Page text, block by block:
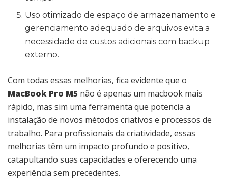
Uso otimizado de espaço de armazenamento e
gerenciamento adequado de arquivos evita a
necessidade de custos adicionais com backup
externo.
Com todas essas melhorias, fica evidente que o
MacBook Pro M5 não é apenas um macbook mais
rápido, mas sim uma ferramenta que potencia a
instalação de novos métodos criativos e processos de
trabalho. Para profissionais da criatividade, essas
melhorias têm um impacto profundo e positivo,
catapultando suas capacidades e oferecendo uma
experiência sem precedentes.